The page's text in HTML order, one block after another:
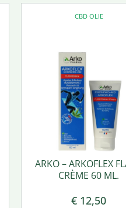
CBD OLIE
ARKO – ARKOFLEX
CRÈME 60 ML.
€ 12,50